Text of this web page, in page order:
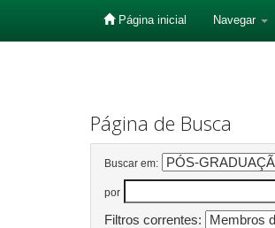
Página inicial Navegar
Página de Busca
Buscar em:
por
Filtros correntes: